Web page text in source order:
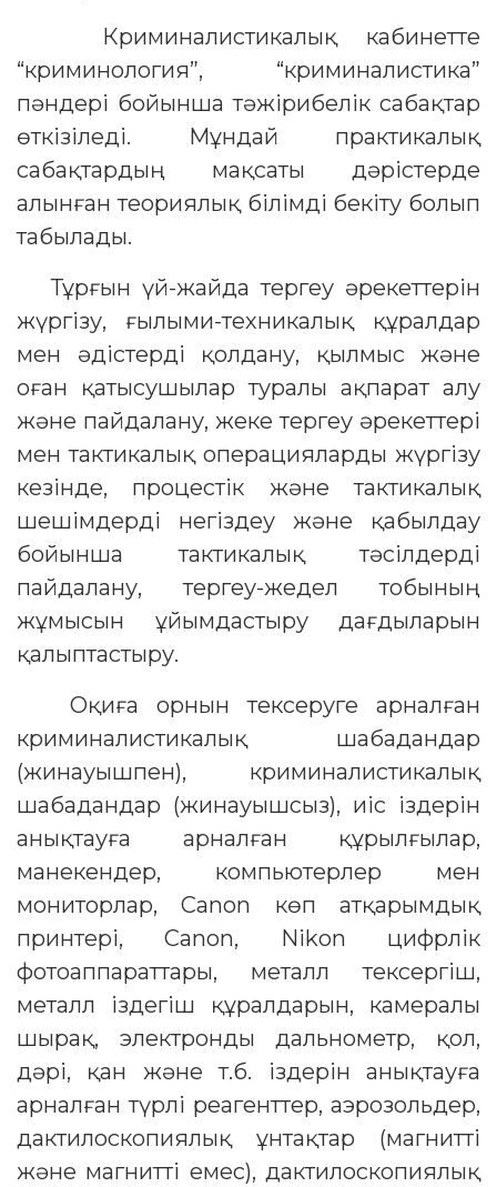
Криминалистикалық кабинетте
“криминология”, “криминалистика”
пәндері бойынша тәжірибелік сабақтар
өткізіледі. Мұндай практикалық
сабақтардың мақсаты дәрістерде
алынған теориялық білімді бекіту болып
табылады.
Тұрғын үй-жайда тергеу әрекеттерін
жүргізу, ғылыми-техникалық құралдар
мен әдістерді қолдану, қылмыс және
оған қатысушылар туралы ақпарат алу
және пайдалану, жеке тергеу әрекеттері
мен тактикалық операцияларды жүргізу
кезінде, процестік және тактикалық
шешімдерді негіздеу және қабылдау
бойынша тактикалық тәсілдерді
пайдалану, тергеу-жедел тобының
жұмысын ұйымдастыру дағдыларын
қалыптастыру.
Оқиға орнын тексеруге арналған
криминалистикалық шабадандар
(жинауышпен), криминалистикалық
шабадандар (жинауышсыз), иіс іздерін
анықтауға арналған құрылғылар,
манекендер, компьютерлер мен
мониторлар, Саnоn көп атқарымдық
принтері, Canon, Nikon цифрлік
фотоаппараттары, металл тексергіш,
металл іздегіш құралдарын, камералы
шырақ, электронды дальнометр, қол,
дәрі, қан және т.б. іздерін анықтауға
арналған түрлі реагенттер, аэрозольдер,
дактилоскопиялық ұнтақтар (магнитті
және магнитті емес), дактилоскопиялық